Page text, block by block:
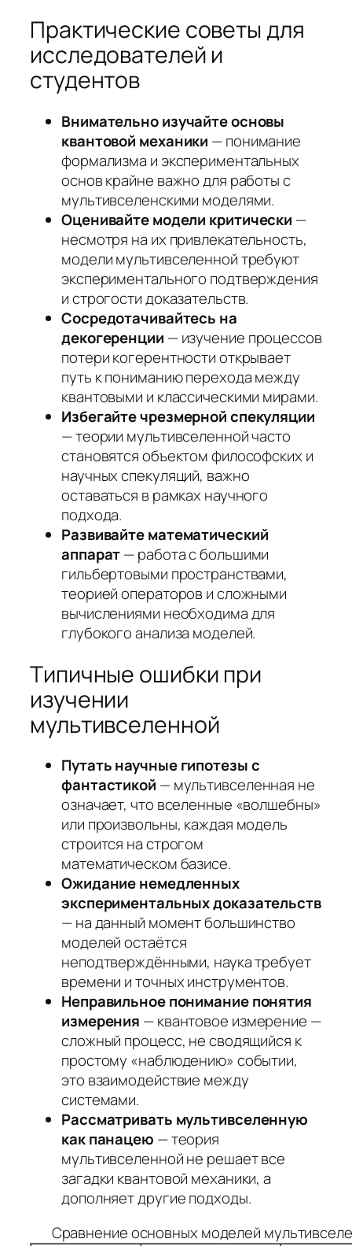
Практические советы для
исследователей и
студентов
Внимательно изучайте основы
квантовой механики — понимание
формализма и экспериментальных
основ крайне важно для работы с
мультивселенскими моделями.
Оценивайте модели критически —
несмотря на их привлекательность,
модели мультивселенной требуют
экспериментального подтверждения
и строгости доказательств.
Сосредотачивайтесь на
декогеренции — изучение процессов
потери когерентности открывает
путь к пониманию перехода между
квантовыми и классическими мирами.
Избегайте чрезмерной спекуляции
— теории мультивселенной часто
становятся объектом философских и
научных спекуляций, важно
оставаться в рамках научного
подхода.
Развивайте математический
аппарат— работа с большими
гильбертовыми пространствами,
теорией операторов и сложными
вычислениями необходима для
глубокого анализа моделей.
Типичные ошибки при
изучении
мультивселенной
Путать научные гипотезы с
фантастикой — мультивселенная не
означает, что вселенные «волшебны»
или произвольны, каждая модель
строится на строгом
математическом базисе.
Ожидание немедленных
экспериментальных доказательств
— на данный момент большинство
моделей остаётся
неподтверждёнными, наука требует
времени и точных инструментов.
Неправильное понимание понятия
измерения — квантовое измерение —
сложный процесс, не сводящийся к
простому «наблюдению» событии,
это взаимодействие между
системами.
Рассматривать мультивселенную
как панацею — теория
мультивселенной не решает все
загадки квантовой механики, а
дополняет другие подходы.
Сравнение основных моделей